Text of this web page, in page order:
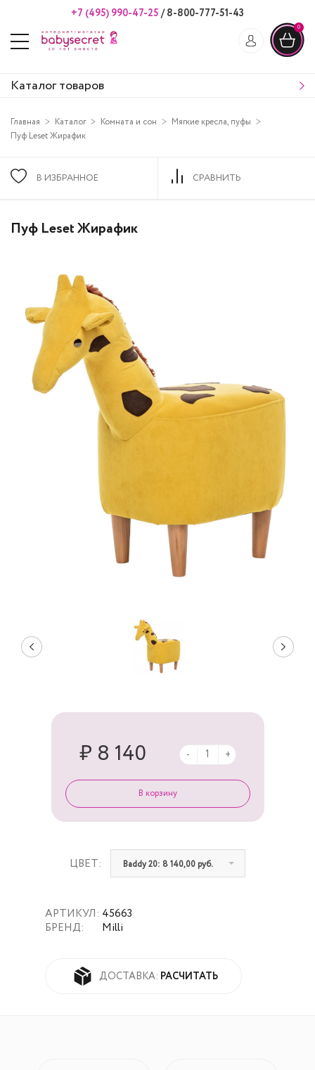
+7 (495) 990-47-25 /8-800-777-51-43
0
Каталог товаров
Главная Каталог Комната и сон
Мягкие кресла, пуфы
Пуф Leset Жирафик
В ИЗБРАННОЕ СРАВНИТЬ
Пуф Leset Жирафик
АРТИКУЛ:
БРЕНД:
45663
Milli
ДОСТАВКА: РАСЧИТАТЬ
ЦВЕТ: Baddy 20: 8 140,00 руб.
₽ 8 140 - +